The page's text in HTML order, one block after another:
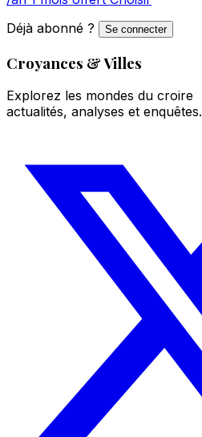
Déjà abonné ?
Se connecter
Croyances & Villes
Explorez les mondes du croire
actualités, analyses et enquêtes.